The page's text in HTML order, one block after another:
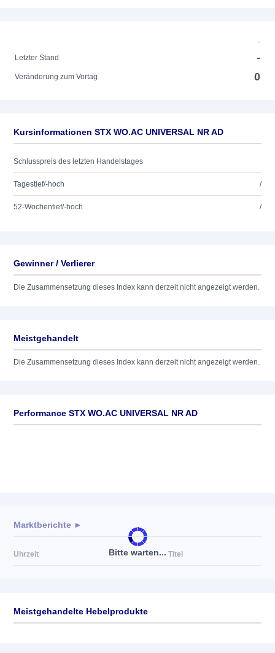
-
Letzter Stand
-
Veränderung zum Vortag 0
Kursinformationen STX WO.AC UNIVERSAL NR AD
Schlusspreis des letzten Handelstages
Tagestief/-hoch /
52-Wochentief/-hoch /
Gewinner / Verlierer
Die Zusammensetzung dieses Index kann derzeit nicht angezeigt werden.
Meistgehandelt
Die Zusammensetzung dieses Index kann derzeit nicht angezeigt werden.
Performance STX WO.AC UNIVERSAL NR AD
Bitte warten...
Marktberichte ►
Uhrzeit Titel
Meistgehandelte Hebelprodukte